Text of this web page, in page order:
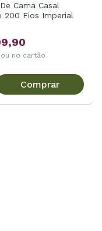
Cama Casal
200 Fios Imperial
ou no cartão
Comprar